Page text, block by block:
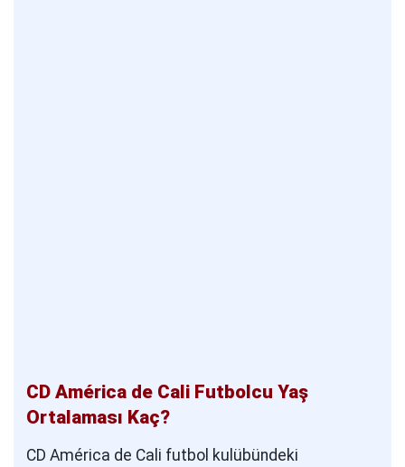
CD América de Cali Futbolcu Yaş
Ortalaması Kaç?
CD América de Cali futbol kulübündeki